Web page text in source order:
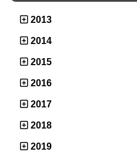
2013
2014
2015
2016
2017
2018
2019